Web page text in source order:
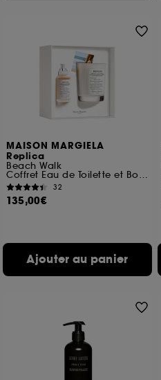
MAISON MARGIELA
Replica
Beach Walk
Coffret Eau de Toilette et Bougie
32
135,00€
Ajouter au panier